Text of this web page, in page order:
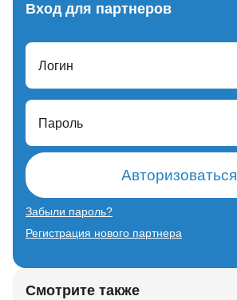
Вход для партнеров
Логин
Пароль
Авторизоваться
Забыли пароль?
Регистрация нового партнера
Смотрите также